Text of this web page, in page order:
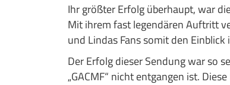
Ihr größter Erfolg überhaupt, war
Mit ihrem fast legendären Auftritt
und Lindas Fans somit den
Der Erfolg dieser Sendung war so
„GACMF“ nicht entgangen ist.